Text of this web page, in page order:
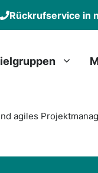
Rückrufservice in
agiles